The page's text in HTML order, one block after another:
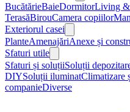
BucătărieBaieDormitorLiving
TerasăBirouCamera copiilor
Exteriorul casei
PlanteAmenajăriAnexe și
Sfaturi utile
Sfaturi și soluțiiSoluții
DIYSoluții iluminatClimatizare
companieDiverse